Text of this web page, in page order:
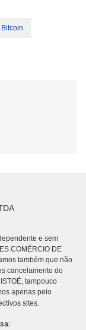
e sem
COMÉRCIO DE
também que não
cancelamento do
tampouco
apenas pelo
sites.